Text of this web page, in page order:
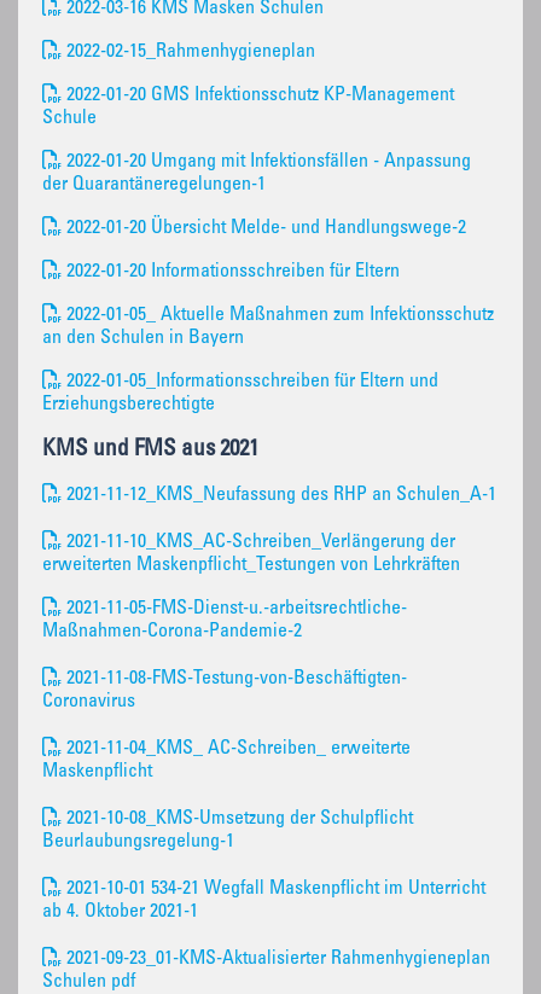
2022-03-16 KMS Masken Schulen
2022-02-15_Rahmenhygieneplan
2022-01-20 GMS Infektionsschutz KP-Management
Schule
2022-01-20 Umgang mit Infektionsfällen - Anpassung
der Quarantäneregelungen-1
2022-01-20 Übersicht Melde- und Handlungswege-2
2022-01-20 Informationsschreiben für Eltern
2022-01-05_ Aktuelle Maßnahmen zum Infektionsschutz
an den Schulen in Bayern
2022-01-05_Informationsschreiben für Eltern und
Erziehungsberechtigte
KMS und FMS aus 2021
2021-11-12_KMS_Neufassung des RHP an Schulen_A-1
2021-11-10_KMS_AC-Schreiben_Verlängerung der
erweiterten Maskenpflicht_Testungen von Lehrkräften
2021-11-05-FMS-Dienst-u.-arbeitsrechtliche-
Maßnahmen-Corona-Pandemie-2
2021-11-08-FMS-Testung-von-Beschäftigten-
Coronavirus
2021-11-04_KMS_ AC-Schreiben_ erweiterte
Maskenpflicht
2021-10-08_KMS-Umsetzung der Schulpflicht
Beurlaubungsregelung-1
2021-10-01 534-21 Wegfall Maskenpflicht im Unterricht
ab 4. Oktober 2021-1
2021-09-23_01-KMS-Aktualisierter Rahmenhygieneplan
Schulen pdf